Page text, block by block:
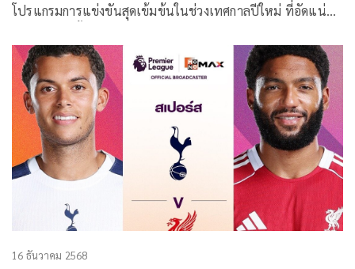
โปรแกรมการแข่งขันสุดเข้มข้นในช่วงเทศกาลปีใหม่ ที่อัดแน่น
ศักราชไปจนถึงเช้ามืด วันจันทร์ที่ 5 มกราคม 2569 ในรูปแบบ
“มาราธอนฟุตบอล” ครบทุกอรรถรสทั้งเกมลุ้นแชมป์ เกมแย่ง
ท็อปโฟร์ และศึกหนีตกชั้น ซึ่ง Monomax ถ่ายทอดสดครบทุกคู่
และบางคู่ผ่านหน้าจอ ช่อง MONO29
16 ธันวาคม 2568